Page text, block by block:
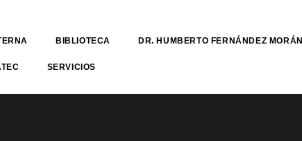
BIBLIOTECA DR. HUMBERTO FERNÁNDEZ MORÁN
SERVICIOS